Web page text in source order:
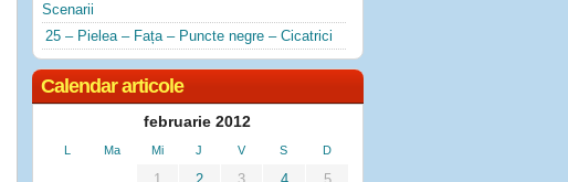
Scenarii
25 – Pielea – Fața – Puncte negre – Cicatrici
Calendar articole
februarie 2012
L Ma Mi J V S D